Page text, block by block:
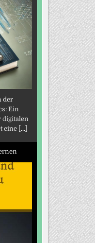
der
Ein
digitalen
eine [...]